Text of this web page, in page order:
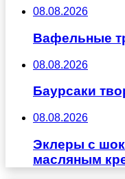
08.08.2026
Вафельные
08.08.2026
Баурсаки
08.08.2026
Эклеры с
масляным